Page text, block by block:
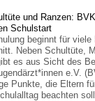
und Ranzen:
Schulstart
beginnt für viele
Neben Schultüte,
es aus Sicht des
e.V.
Punkte, die Eltern
beachten